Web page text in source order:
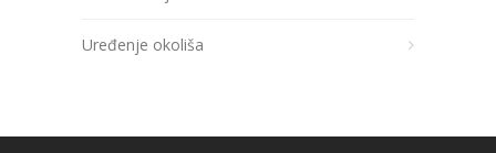
Uređenje okoliša